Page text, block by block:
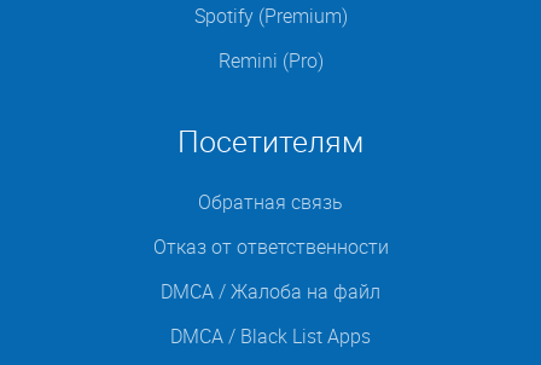
Spotify (Premium)
Remini (Pro)
Посетителям
Обратная связь
Отказ от ответственности
DMCA / Жалоба на файл
DMCA / Black List Apps